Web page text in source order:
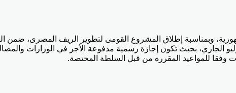
وبمناسبة إطلاق المشروع القومى لتطوير الريف المصرى، ضمن
غد السبت الموافق 17 يوليو، وحتى يوم السبت الموافق 24 يوليو الجاري، بحيث تكون إجازة رسمية
وفقا للمواعيد المقررة من قبل السلطة المختصة.